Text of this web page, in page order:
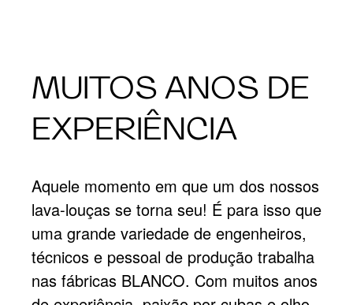
MUITOS ANOS DE
EXPERIÊNCIA
Aquele momento em que um dos nossos
lava-louças se torna seu! É para isso que
uma grande variedade de engenheiros,
técnicos e pessoal de produção trabalha
nas fábricas BLANCO. Com muitos anos